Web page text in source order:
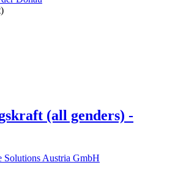
(all genders) -
Solutions Austria GmbH